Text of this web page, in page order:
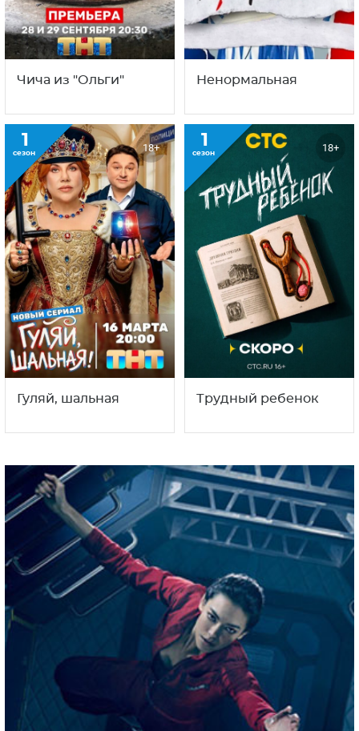
Чича из "Ольги" Ненормальная
1
сезон 18+
Гуляй, шальная
1
сезон 18+
Трудный ребенок